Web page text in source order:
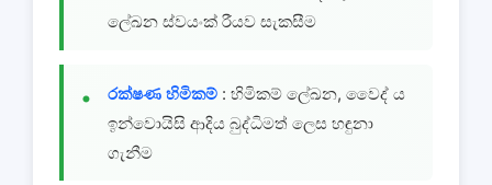
ලේඛන ස්වයංක් රීයව සැකසීම
රක්ෂණ හිමිකම් : හිමිකම් ලේඛන, වෛද් ය
ඉන්වොයිසි ආදිය බුද්ධිමත් ලෙස හඳුනා
ගැනීම